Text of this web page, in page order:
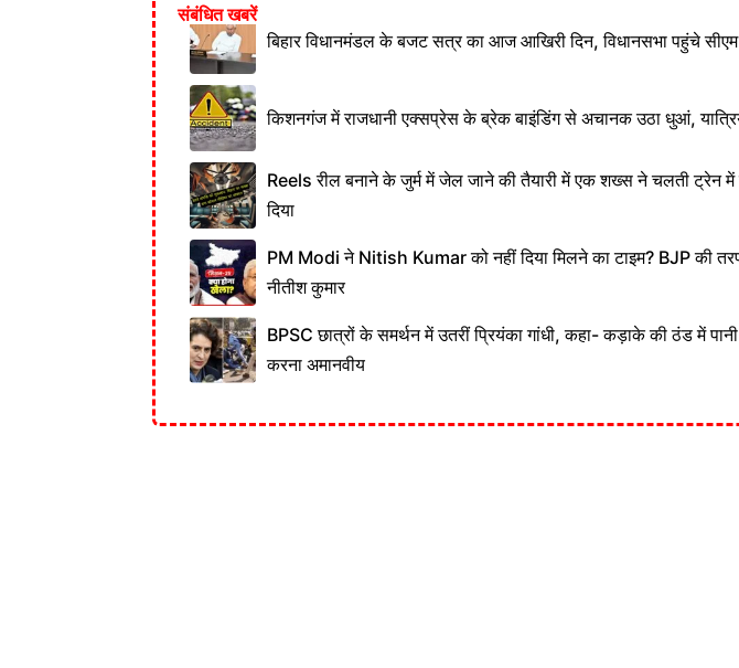
संबंधित खबरें
बिहार विधानमंडल के बजट सत्र का आज आखिरी दिन, विधानसभा पहुंचे सीएम
किशनगंज में राजधानी एक्सप्रेस के ब्रेक बाइंडिंग से अचानक उठा धुआं,
Reels रील बनाने के जुर्म में जेल जाने की तैयारी में एक शख्स ने चलती ट्रेन
दिया
PM Modi ने Nitish Kumar को नहीं दिया मिलने का टाइम? BJP की
नीतीश कुमार
BPSC छात्रों के समर्थन में उतरीं प्रियंका गांधी, कहा- कड़ाके की ठंड में
करना अमानवीय